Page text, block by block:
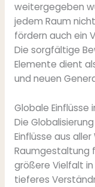
weitergegeben
jedem Raum
fördern auch ein
Die sorgfältige
Elemente dient
und neuen
Globale Einflüsse
Die
Einflüsse aus
Raumgestaltung
größere Vielfalt
tieferes